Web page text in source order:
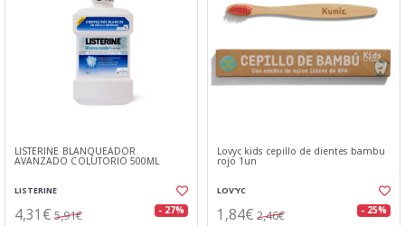
LISTERINE BLANQUEADOR
AVANZADO COLUTORIO 500ML
LISTERINE
4,31€ 5,91€ - 27%
Lovyc kids cepillo de dientes bambu
rojo 1un
LOV'YC
1,84€ 2,46€ - 25%